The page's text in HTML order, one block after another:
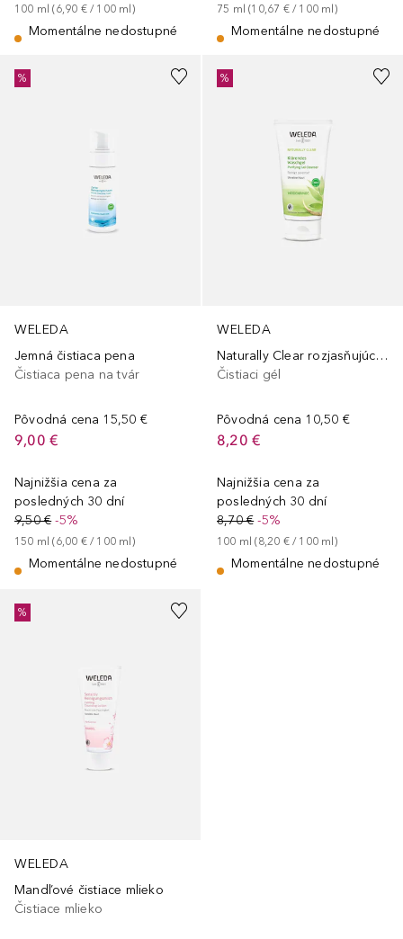
100 ml (6,90 € / 100 ml )
Momentálne nedostupné
75 ml (10,67 € / 100 ml )
Momentálne nedostupné
WELEDA
Jemná čistiaca pena
Čistiaca pena na tvár
Pôvodná cena 15,50 €
9,00 €
Najnižšia cena za
posledných 30 dní
9,50 €-5%
150 ml (6,00 € / 100 ml )
Momentálne nedostupné
%
WELEDA
Naturally Clear rozjasňujúci čistiaci gél
Čistiaci gél
Pôvodná cena 10,50 €
8,20 €
Najnižšia cena za
posledných 30 dní
8,70 €-5%
100 ml (8,20 € / 100 ml )
Momentálne nedostupné
%
WELEDA
Mandľové čistiace mlieko
Čistiace mlieko
%